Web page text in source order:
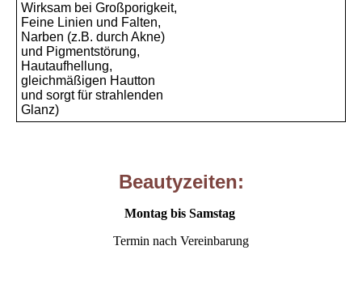
Wirksam bei Großporigkeit,
Feine Linien und Falten,
Narben (z.B. durch Akne)
und Pigmentstörung,
Hautaufhellung,
gleichmäßigen Hautton
und sorgt für strahlenden
Glanz)
Beautyzeiten:
Montag bis Samstag
Termin nach Vereinbarung